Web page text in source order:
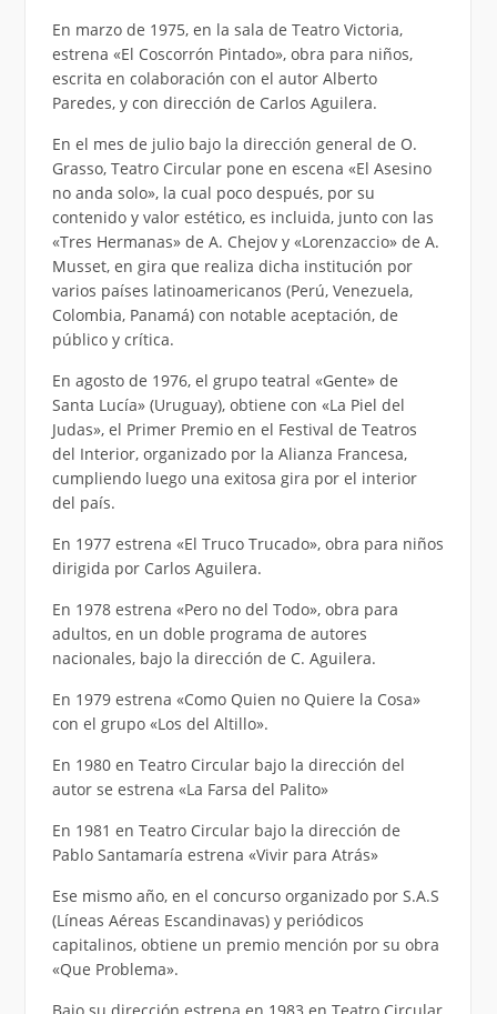
En marzo de 1975, en la sala de Teatro Victoria,
estrena «El Coscorrón Pintado», obra para niños,
escrita en colaboración con el autor Alberto
Paredes, y con dirección de Carlos Aguilera.
En el mes de julio bajo la dirección general de O.
Grasso, Teatro Circular pone en escena «El Asesino
no anda solo», la cual poco después, por su
contenido y valor estético, es incluida, junto con las
«Tres Hermanas» de A. Chejov y «Lorenzaccio» de A.
Musset, en gira que realiza dicha institución por
varios países latinoamericanos (Perú, Venezuela,
Colombia, Panamá) con notable aceptación, de
público y crítica.
En agosto de 1976, el grupo teatral «Gente» de
Santa Lucía» (Uruguay), obtiene con «La Piel del
Judas», el Primer Premio en el Festival de Teatros
del Interior, organizado por la Alianza Francesa,
cumpliendo luego una exitosa gira por el interior
del país.
En 1977 estrena «El Truco Trucado», obra para niños
dirigida por Carlos Aguilera.
En 1978 estrena «Pero no del Todo», obra para
adultos, en un doble programa de autores
nacionales, bajo la dirección de C. Aguilera.
En 1979 estrena «Como Quien no Quiere la Cosa»
con el grupo «Los del Altillo».
En 1980 en Teatro Circular bajo la dirección del
autor se estrena «La Farsa del Palito»
En 1981 en Teatro Circular bajo la dirección de
Pablo Santamaría estrena «Vivir para Atrás»
Ese mismo año, en el concurso organizado por S.A.S
(Líneas Aéreas Escandinavas) y periódicos
capitalinos, obtiene un premio mención por su obra
«Que Problema».